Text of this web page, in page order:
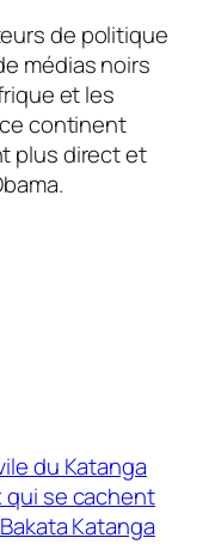
de politique
médias noirs
et les
continent
plus direct et
du Katanga
qui se cachent
Katanga